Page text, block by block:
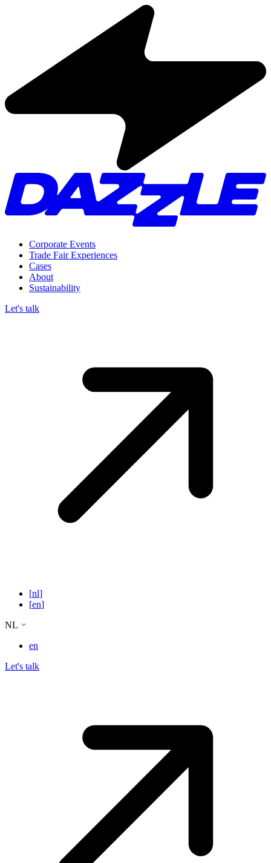
Corporate Events
Trade Fair Experiences
Cases
About
Sustainability
Let's talk
[nl]
[en]
NL
en
Let's talk